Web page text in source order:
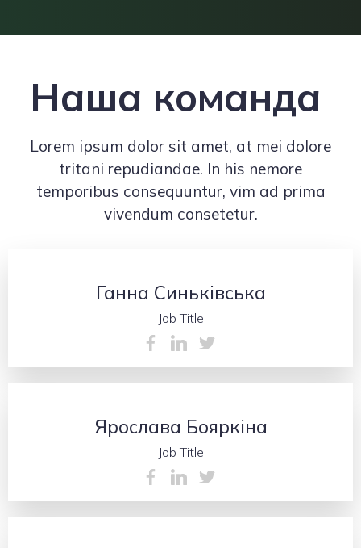
Наша команда
Lorem ipsum dolor sit amet, at mei dolore
tritani repudiandae. In his nemore
temporibus consequuntur, vim ad prima
vivendum consetetur.
Ганна Синьківська
Job Title
Ярослава Бояркіна
Job Title